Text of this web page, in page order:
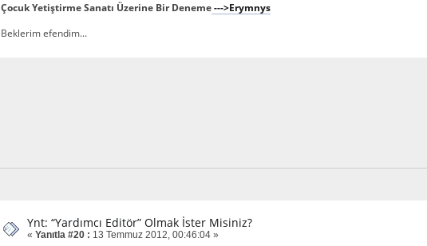
Çocuk Yetiştirme Sanatı Üzerine Bir Deneme--->Erymnys
Beklerim efendim...
Ynt: “Yardımcı Editör” Olmak İster Misiniz?
« Yanıtla #20 : 13 Temmuz 2012, 00:46:04 »